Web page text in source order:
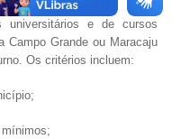
universitários e de cursos
Campo Grande ou Maracaju
Os critérios incluem: